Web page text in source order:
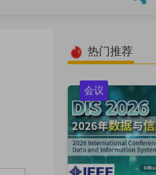
热门推荐
会议